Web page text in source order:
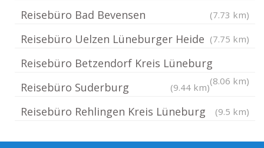
Reisebüro Bad Bevensen (7.73 km)
Reisebüro Uelzen Lüneburger Heide (7.75 km)
Reisebüro Betzendorf Kreis Lüneburg
(8.06 km)
Reisebüro Suderburg (9.44 km)
Reisebüro Rehlingen Kreis Lüneburg (9.5 km)